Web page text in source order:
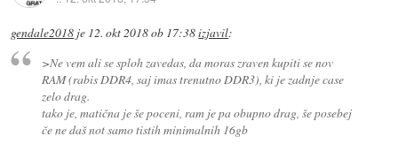
gendale2018 je 12. okt 2018 ob 17:38izjavil:
>Ne vem ali se sploh zavedas, da moras zraven kupiti se nov
RAM (rabis DDR4, saj imas trenutno DDR3), ki je zadnje case
zelo drag.
tako je, matična je še poceni, ram je pa obupno drag, še posebej
če ne daš not samo tistih minimalnih 16gb